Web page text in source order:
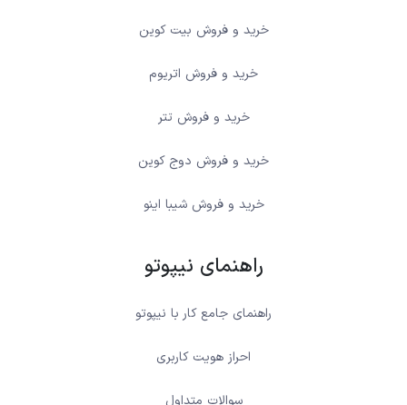
خرید و فروش بیت کوین
خرید و فروش اتریوم
خرید و فروش تتر
خرید و فروش دوج کوین
خرید و فروش شیبا اینو
راهنمای نیپوتو
راهنمای جامع کار با نیپوتو
احراز هویت کاربری
سوالات متداول